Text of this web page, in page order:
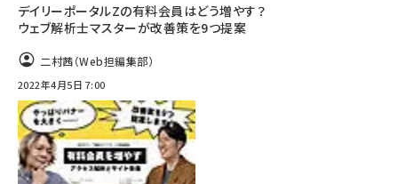
デイリーポータルZの有料会員はどう増やす？
ウェブ解析士マスターが改善策を9つ提案
二村茜（Web担編集部）
2022年4月5日 7:00